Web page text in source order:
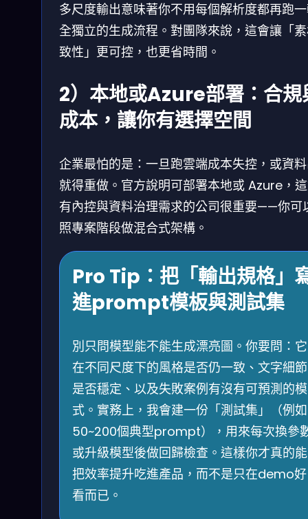
多尺度輸出意味著你不用每個解析度都再跑
全獨立的生成流程。對團隊來說，這會讓「
致性」更可控，也更省時間。
2）本地或Azure部署：合規
成本，讓你有選擇空間
企業最怕的是：一旦跑雲端成本失控，或資
就得重做。官方說明可部署本地或 Azure，
有內控與資料治理需求的公司很重要——你可
照專案階段做混合式架構。
Pro Tip：把「輸出規格」
進prompt模板與測試集
別只問模型能不能生成漂亮圖。你要問：它
在不同尺度下的風格是否仍一致、文字細節
是否穩定、以及失敗案例有沒有可預測的模
式。實務上，我會建一份「測試集」（例如
50~200個典型prompt），用來每次換參
或升級模型後做回歸檢查。這樣你才真的能
把效率提升吃進產品，而不是只在demo好
看而已。